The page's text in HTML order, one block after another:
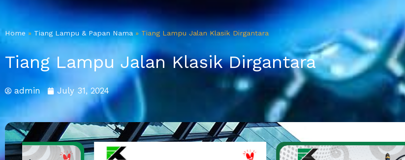
Home » Tiang Lampu & Papan Nama» Tiang Lampu Jalan Klasik Dirgantara
Tiang Lampu Jalan Klasik Dirgantara
admin July 31, 2024